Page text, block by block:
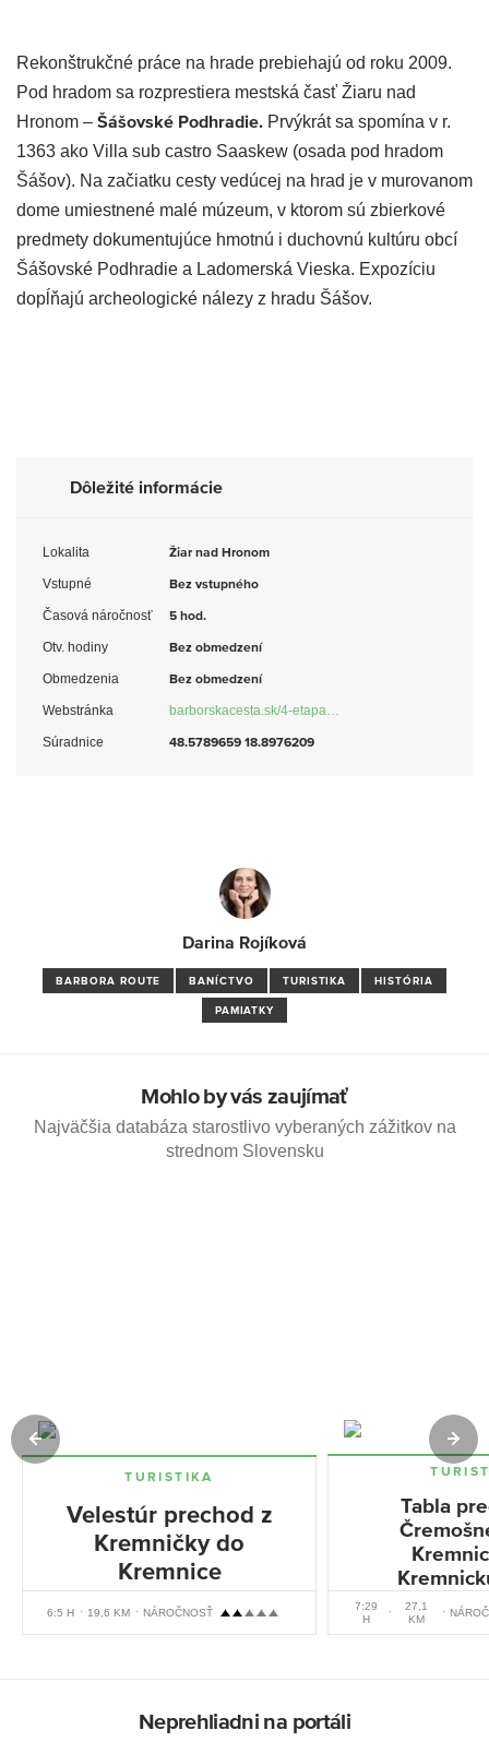
Rekonštrukčné práce na hrade prebiehajú od roku 2009.
Pod hradom sa rozprestiera mestská časť Žiaru nad
Hronom – Šášovské Podhradie. Prvýkrát sa spomína v r.
1363 ako Villa sub castro Saaskew (osada pod hradom
Šášov). Na začiatku cesty vedúcej na hrad je v murovanom
dome umiestnené malé múzeum, v ktorom sú zbierkové
predmety dokumentujúce hmotnú i duchovnú kultúru obcí
Šášovské Podhradie a Ladomerská Vieska. Expozíciu
dopĺňajú archeologické nálezy z hradu Šášov.
Dôležité informácie
Lokalita Žiar nad Hronom
Vstupné Bez vstupného
Časová náročnosť 5 hod.
Otv. hodiny Bez obmedzení
Obmedzenia Bez obmedzení
Webstránka barborskacesta.sk/4-etapa…
Súradnice 48.5789659 18.8976209
Darina Rojíková
BARBORA ROUTE BANÍCTVO TURISTIKA HISTÓRIA
PAMIATKY
Mohlo by vás zaujímať
Najväčšia databáza starostlivo vyberaných zážitkov na
strednom Slovensku
TURISTIKA
Velestúr prechod z
Kremničky do
Kremnice
6:5 H 19,6 KM NÁROČNOSŤ
Tabla
7:29
H
27,1
KM
Neprehliadni na portáli